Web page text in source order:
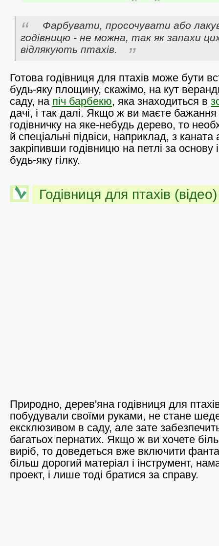
Фарбувати, просочувати або
годівницю - не можна, так як запахи
відлякують птахів.
Готова годівниця для птахів може бути
будь-яку площину, скажімо, на кут
саду, на піч барбекю, яка знаходиться в
дачі, і так далі. Якщо ж ви маєте бажання
годівничку на яке-небудь дерево, то
й спеціальні підвіси, наприклад, з
закріпивши годівницю на петлі за основу
будь-яку гілку.
Годівниця для птахів (відео)
Природно, дерев'яна годівниця для
побудували своїми руками, не стане
ексклюзивом в саду, але зате
багатьох пернатих. Якщо ж ви хочете
виріб, то доведеться вже включити
більш дорогий матеріал і інструмент,
проект, і лише тоді братися за справу.